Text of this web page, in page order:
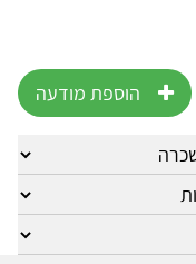
הוספת מודעה